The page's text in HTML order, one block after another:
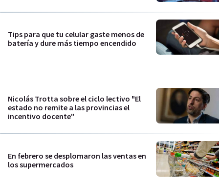
Tips para que tu celular gaste menos de
batería y dure más tiempo encendido
Nicolás Trotta sobre el ciclo lectivo "El
estado no remite a las provincias el
incentivo docente"
En febrero se desplomaron las ventas en
los supermercados